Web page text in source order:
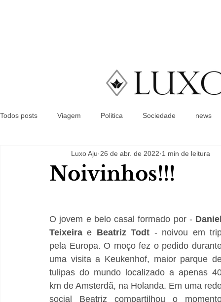
Todos posts Viagem Politica Sociedade news
Noivinhos!!!
Luxo Aju 26 de abr. de 2022 1 min de leitura
O jovem e belo casal formado por -
Teixeira e Beatriz Todt - noivou em
pela Europa. O moço fez o pedido
uma visita a Keukenhof, maior parque
tulipas do mundo localizado a apenas
km de Amsterdã, na Holanda. Em uma
social Beatriz compartilhou o